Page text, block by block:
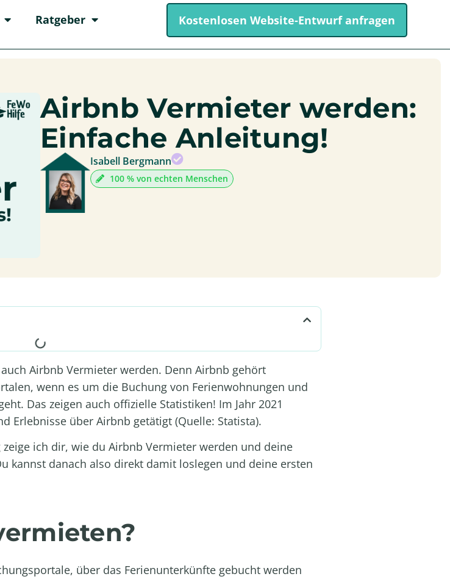
Ratgeber Kostenlosen Website-Entwurf anfragen
Airbnb Vermieter werden:
Einfache Anleitung!
Isabell Bergmann
100 % von echten Menschen
Airbnb Vermieter werden. Denn Airbnb gehört
wenn es um die Buchung von Ferienwohnungen und
Das zeigen auch offizielle Statistiken! Im Jahr 2021
Erlebnisse über Airbnb getätigt (Quelle: Statista).
ich dir, wie du Airbnb Vermieter werden und deine
kannst danach also direkt damit loslegen und deine ersten
über das Ferienunterkünfte gebucht werden